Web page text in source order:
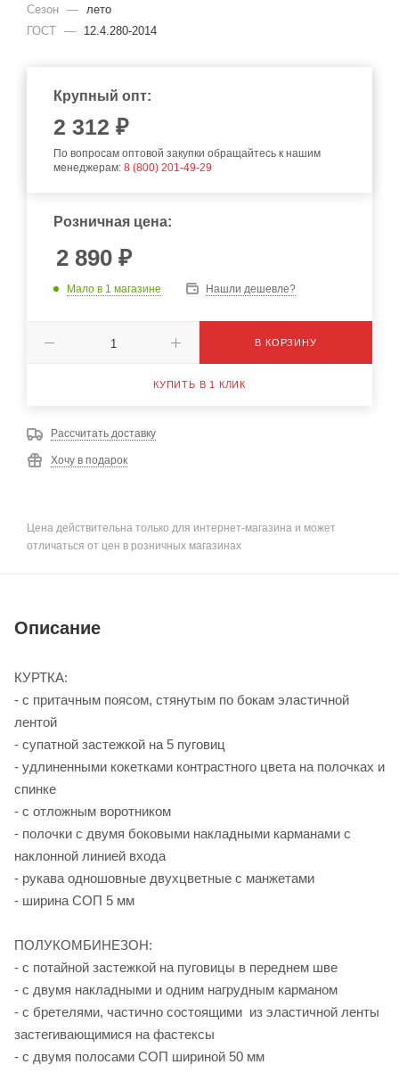
Сезон — лето
ГОСТ — 12.4.280-2014
Крупный опт:
2 312 ₽
По вопросам оптовой закупки обращайтесь к нашим
менеджерам: 8 (800) 201-49-29
Розничная цена:
2 890 ₽
Мало в 1 магазине Нашли дешевле?
В КОРЗИНУ
КУПИТЬ В 1 КЛИК
Рассчитать доставку
Хочу в подарок
Цена действительна только для интернет-магазина и может
отличаться от цен в розничных магазинах
Описание
КУРТКА:
- с притачным поясом, стянутым по бокам эластичной
лентой
- супатной застежкой на 5 пуговиц
- удлиненными кокетками контрастного цвета на полочках и
спинке
- с отложным воротником
- полочки с двумя боковыми накладными карманами с
наклонной линией входа
- рукава одношовные двухцветные с манжетами
- ширина СОП 5 мм
ПОЛУКОМБИНЕЗОН:
- с потайной застежкой на пуговицы в переднем шве
- с двумя накладными и одним нагрудным карманом
- с бретелями, частично состоящими из эластичной ленты
застегивающимися на фастексы
- с двумя полосами СОП шириной 50 мм